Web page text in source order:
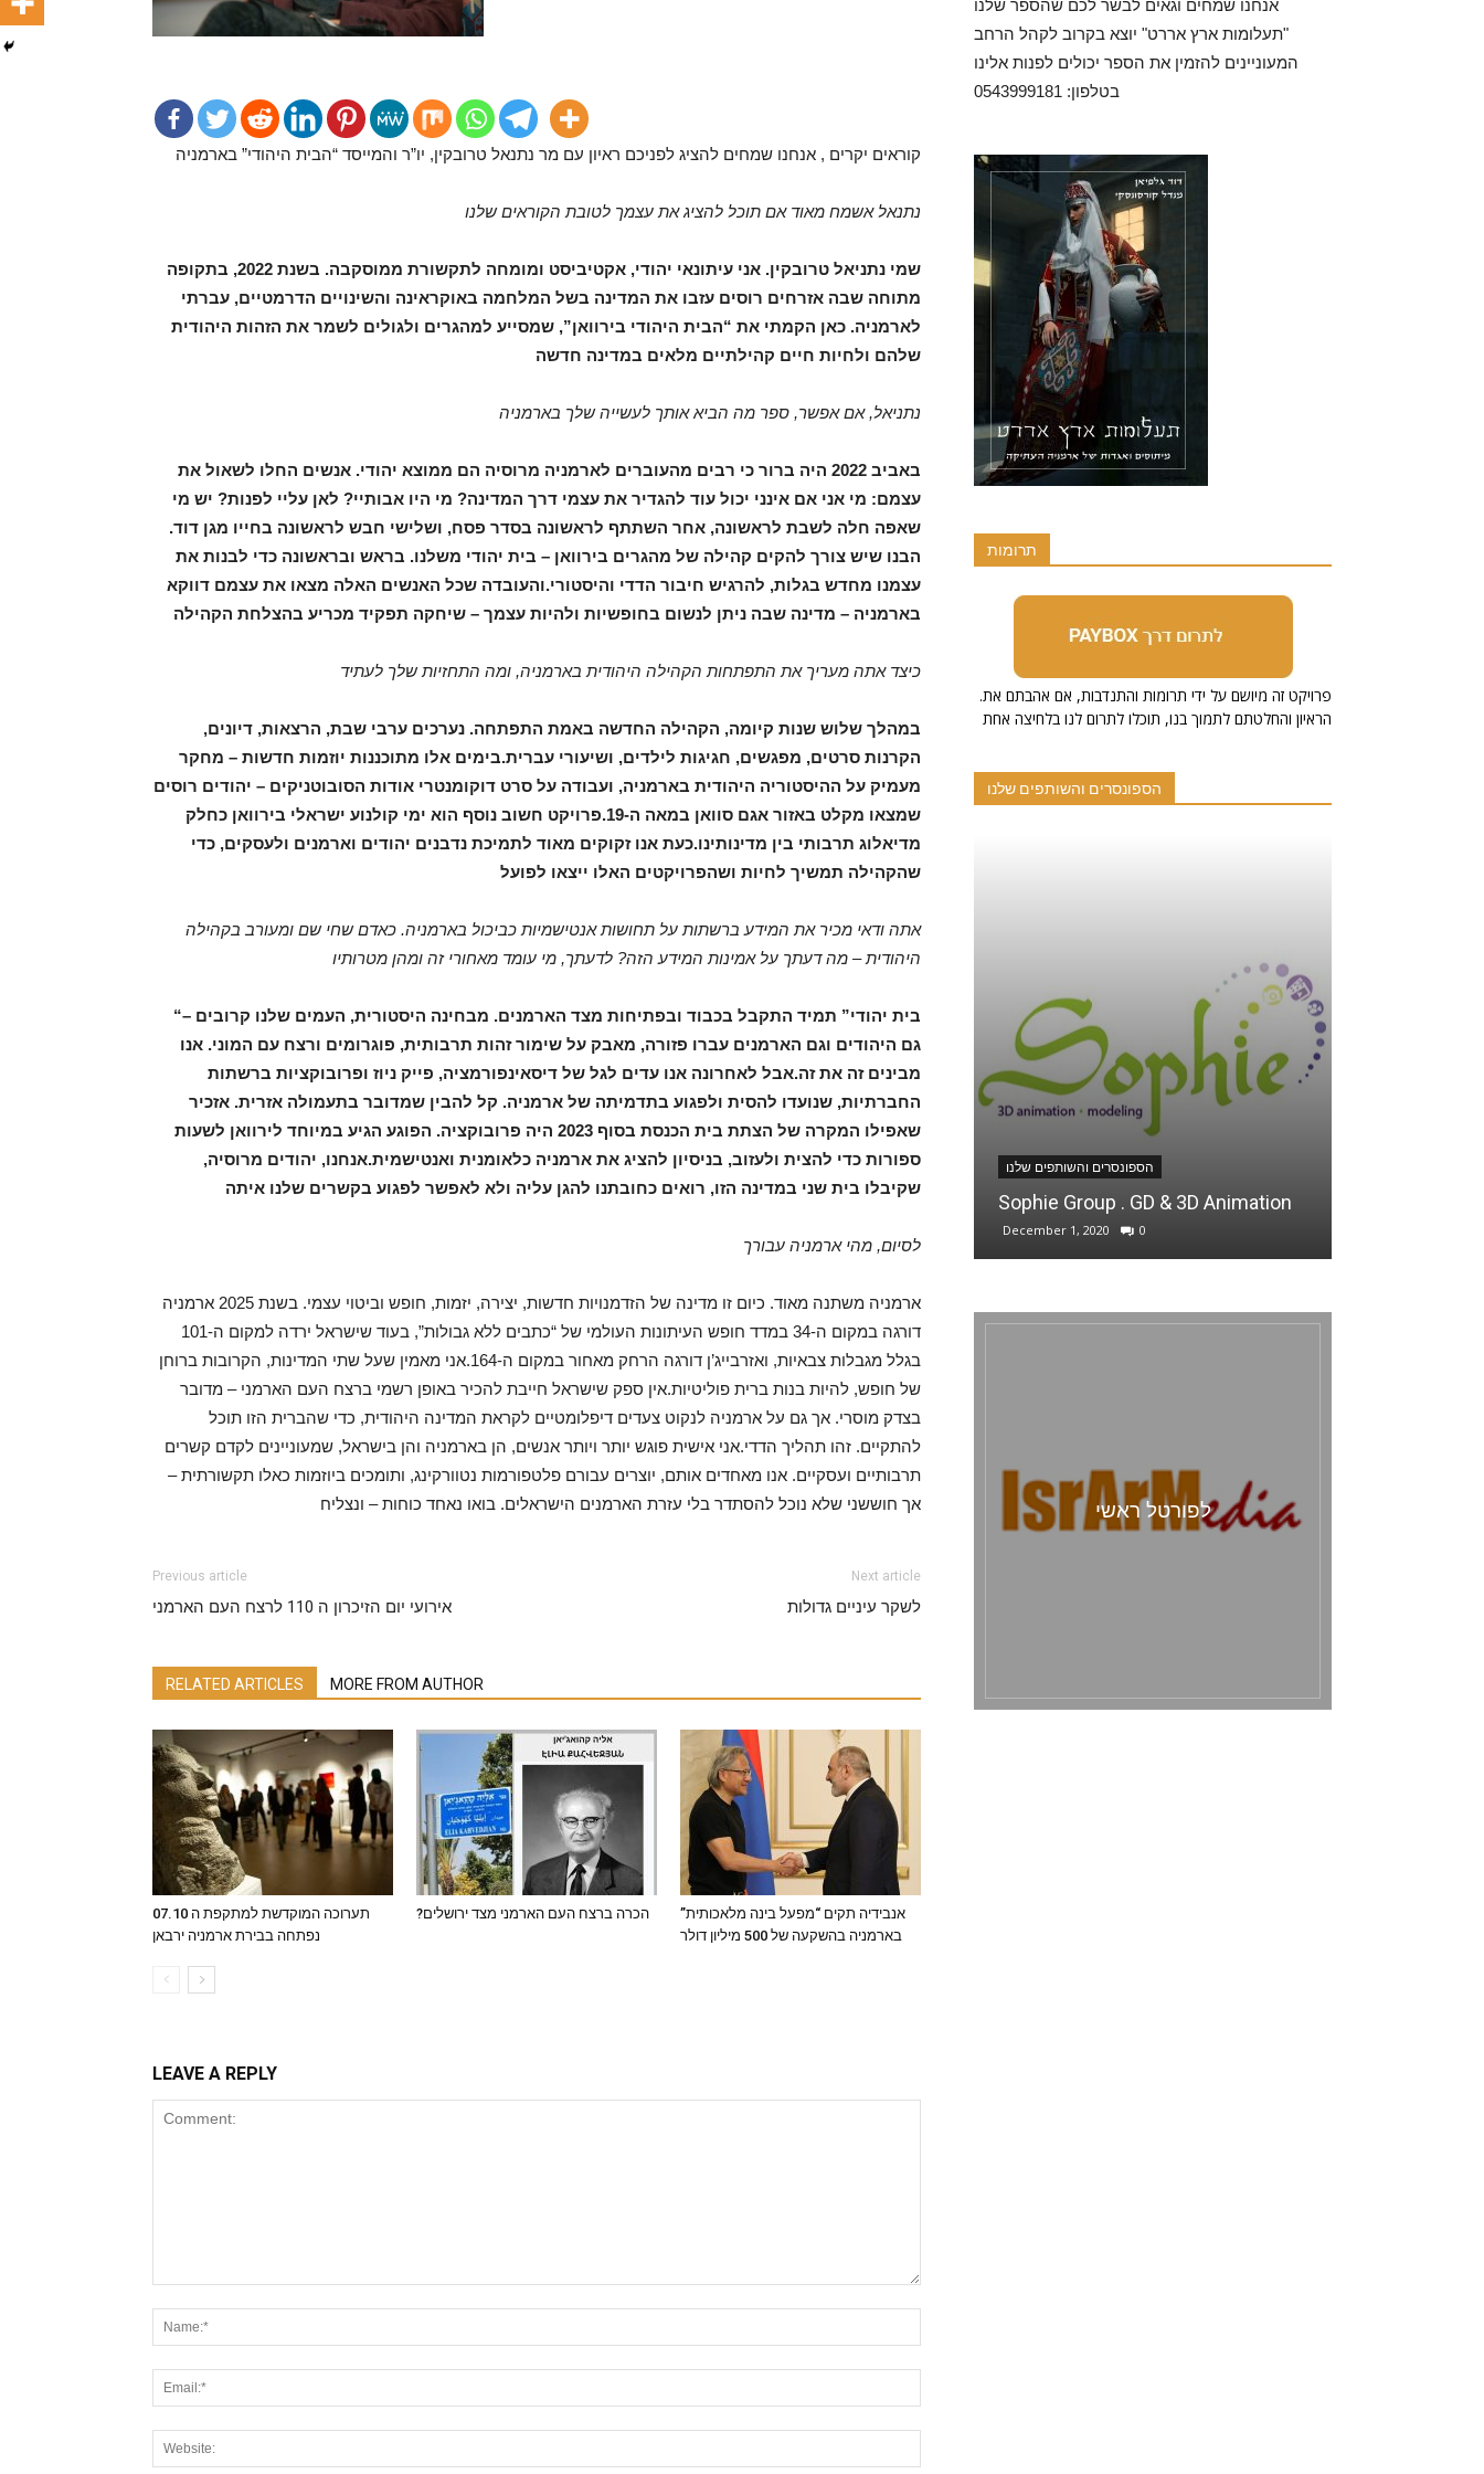
קוראים יקרים , אנחנו שמחים להציג לפניכם ראיון עם מר נתנאל טרובקין, יו”ר והמייסד “הבית היהודי” בארמניה
נתנאל אשמח מאוד אם תוכל להציג את עצמך לטובת הקוראים שלנו
שמי נתניאל טרובקין. אני עיתונאי יהודי, אקטיביסט ומומחה לתקשורת ממוסקבה. בשנת 2022, בתקופה
מתוחה שבה אזרחים רוסים עזבו את המדינה בשל המלחמה באוקראינה והשינויים הדרמטיים, עברתי
לארמניה. כאן הקמתי את “הבית היהודי בירוואן”, שמסייע למהגרים ולגולים לשמר את הזהות היהודית
שלהם ולחיות חיים קהילתיים מלאים במדינה חדשה
נתניאל, אם אפשר, ספר מה הביא אותך לעשייה שלך בארמניה
באביב 2022 היה ברור כי רבים מהעוברים לארמניה מרוסיה הם ממוצא יהודי. אנשים החלו לשאול את
עצמם: מי אני אם אינני יכול עוד להגדיר את עצמי דרך המדינה? מי היו אבותיי? לאן עליי לפנות? יש מי
שאפה חלה לשבת לראשונה, אחר השתתף לראשונה בסדר פסח, ושלישי חבש לראשונה בחייו מגן דוד.
הבנו שיש צורך להקים קהילה של מהגרים בירוואן – בית יהודי משלנו. בראש ובראשונה כדי לבנות את
עצמנו מחדש בגלות, להרגיש חיבור הדדי והיסטורי.והעובדה שכל האנשים האלה מצאו את עצמם דווקא
בארמניה – מדינה שבה ניתן לנשום בחופשיות ולהיות עצמך – שיחקה תפקיד מכריע בהצלחת הקהילה
כיצד אתה מעריך את התפתחות הקהילה היהודית בארמניה, ומה התחזיות שלך לעתיד
במהלך שלוש שנות קיומה, הקהילה החדשה באמת התפתחה. נערכים ערבי שבת, הרצאות, דיונים,
הקרנות סרטים, מפגשים, חגיגות לילדים, ושיעורי עברית.בימים אלו מתוכננות יוזמות חדשות – מחקר
מעמיק על ההיסטוריה היהודית בארמניה, ועבודה על סרט דוקומנטרי אודות הסובוטניקים – יהודים רוסים
שמצאו מקלט באזור אגם סוואן במאה ה-19.פרויקט חשוב נוסף הוא ימי קולנוע ישראלי בירוואן כחלק
מדיאלוג תרבותי בין מדינותינו.כעת אנו זקוקים מאוד לתמיכת נדבנים יהודים וארמנים ולעסקים, כדי
שהקהילה תמשיך לחיות ושהפרויקטים האלו ייצאו לפועל
אתה ודאי מכיר את המידע ברשתות על תחושות אנטישמיות כביכול בארמניה. כאדם שחי שם ומעורב בקהילה
היהודית – מה דעתך על אמינות המידע הזה? לדעתך, מי עומד מאחורי זה ומהן מטרותיו
“בית יהודי” תמיד התקבל בכבוד ובפתיחות מצד הארמנים. מבחינה היסטורית, העמים שלנו קרובים –
גם היהודים וגם הארמנים עברו פזורה, מאבק על שימור זהות תרבותית, פוגרומים ורצח עם המוני. אנו
מבינים זה את זה.אבל לאחרונה אנו עדים לגל של דיסאינפורמציה, פייק ניוז ופרובוקציות ברשתות
החברתיות, שנועדו להסית ולפגוע בתדמיתה של ארמניה. קל להבין שמדובר בתעמולה אזרית. אזכיר
שאפילו המקרה של הצתת בית הכנסת בסוף 2023 היה פרובוקציה. הפוגע הגיע במיוחד לירוואן לשעות
ספורות כדי להצית ולעזוב, בניסיון להציג את ארמניה כלאומנית ואנטישמית.אנחנו, יהודים מרוסיה,
שקיבלו בית שני במדינה הזו, רואים כחובתנו להגן עליה ולא לאפשר לפגוע בקשרים שלנו איתה
לסיום, מהי ארמניה עבורך
ארמניה משתנה מאוד. כיום זו מדינה של הזדמנויות חדשות, יצירה, יזמות, חופש וביטוי עצמי. בשנת 2025 ארמניה
דורגה במקום ה-34 במדד חופש העיתונות העולמי של “כתבים ללא גבולות”, בעוד שישראל ירדה למקום ה-101
בגלל מגבלות צבאיות, ואזרבייג’ן דורגה הרחק מאחור במקום ה-164.אני מאמין שעל שתי המדינות, הקרובות ברוחן
של חופש, להיות בנות ברית פוליטיות.אין ספק שישראל חייבת להכיר באופן רשמי ברצח העם הארמני – מדובר
בצדק מוסרי. אך גם על ארמניה לנקוט צעדים דיפלומטיים לקראת המדינה היהודית, כדי שהברית הזו תוכל
להתקיים. זהו תהליך הדדי.אני אישית פוגש יותר ויותר אנשים, הן בארמניה והן בישראל, שמעוניינים לקדם קשרים
תרבותיים ועסקיים. אנו מאחדים אותם, יוצרים עבורם פלטפורמות נטוורקינג, ותומכים ביוזמות כאלו תקשורתית –
אך חוששני שלא נוכל להסתדר בלי עזרת הארמנים הישראלים. בואו נאחד כוחות – ונצליח
Previous article
אירועי יום הזיכרון ה 110 לרצח העם הארמני
Next article
לשקר עיניים גדולות
RELATED ARTICLES MORE FROM AUTHOR
תערוכה המוקדשת למתקפת ה 07.10
נפתחה בבירת ארמניה ירבאן
?הכרה ברצח העם הארמני מצד ירושלים
אנבידיה תקים “מפעל בינה מלאכותית”
בארמניה בהשקעה של 500 מיליון דולר
LEAVE A REPLY
אנחנו שמחים וגאים לבשר לכם שהספר שלנו
"תעלומות ארץ אררט" יוצא בקרוב לקהל הרחב
המעוניינים להזמין את הספר יכולים לפנות אלינו
בטלפון: 0543999181
תרומות
.פרויקט זה מיושם על ידי תרומות והתנדבות, אם אהבתם את
הראיון והחלטתם לתמוך בנו, תוכלו לתרום לנו בלחיצה אחת
הספונסרים והשותפים שלנו
הספונסרים והשותפים שלנו
נויאן טפאן – המרכז הארמני לתרבות
וחינוך בישראל
הספונסרים והשותפים שלנו
Sophie Group . GD & 3D Animation
December 1, 2020 0
לפורטל ראשי